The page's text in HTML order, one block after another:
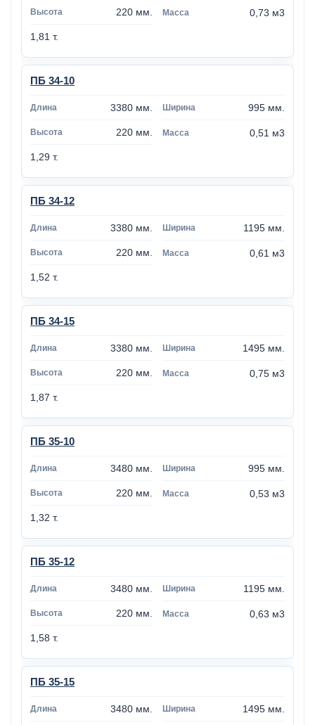
220 мм. 0,73 м3
1,81 т.
ПБ 34-10
3380 мм. 995 мм.
220 мм. 0,51 м3
1,29 т.
ПБ 34-12
3380 мм. 1195 мм.
220 мм. 0,61 м3
1,52 т.
ПБ 34-15
3380 мм. 1495 мм.
220 мм. 0,75 м3
1,87 т.
ПБ 35-10
3480 мм. 995 мм.
220 мм. 0,53 м3
1,32 т.
ПБ 35-12
3480 мм. 1195 мм.
220 мм. 0,63 м3
1,58 т.
ПБ 35-15
3480 мм. 1495 мм.